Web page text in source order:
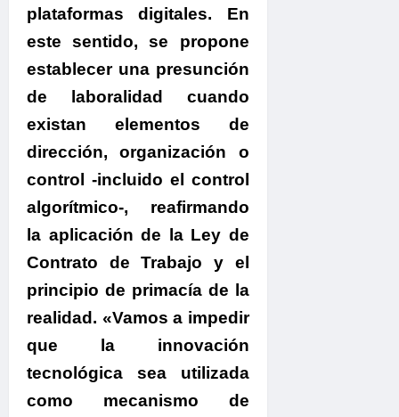
plataformas digitales. En
este sentido, se propone
establecer una presunción
de laboralidad cuando
existan elementos de
dirección, organización o
control -incluido el control
algorítmico-, reafirmando
la aplicación de la Ley de
Contrato de Trabajo y el
principio de primacía de la
realidad. «Vamos a impedir
que la innovación
tecnológica sea utilizada
como mecanismo de